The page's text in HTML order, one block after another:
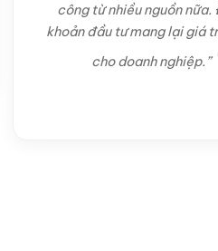
công từ nhiều nguồn nữa. Đây là
khoản đầu tư mang lại giá trị rất lớn
cho doanh nghiệp.”